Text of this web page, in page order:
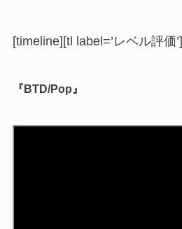
[timeline][tl label=’レベル評価’]
『BTD/Pop』